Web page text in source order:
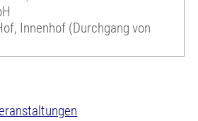
Innenhof (Durchgang von